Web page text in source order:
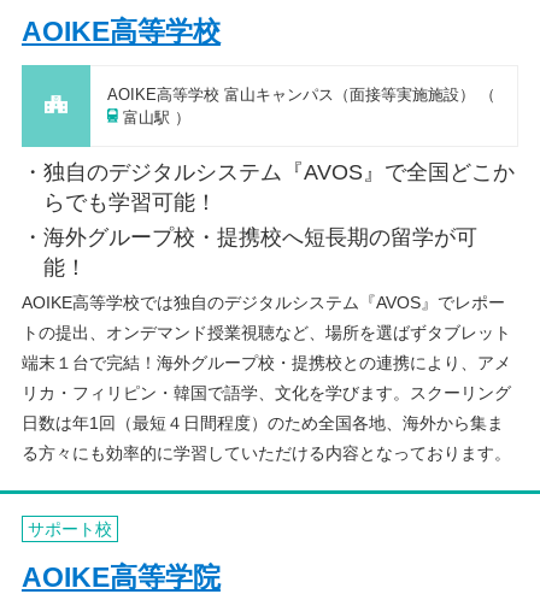
AOIKE高等学校
AOIKE高等学校 富山キャンパス（面接等実施施設） （
富山駅 ）
独自のデジタルシステム『AVOS』で全国どこか
らでも学習可能！
海外グループ校・提携校へ短長期の留学が可
能！
AOIKE高等学校では独自のデジタルシステム『AVOS』でレポー
トの提出、オンデマンド授業視聴など、場所を選ばずタブレット
端末１台で完結！海外グループ校・提携校との連携により、アメ
リカ・フィリピン・韓国で語学、文化を学びます。スクーリング
日数は年1回（最短４日間程度）のため全国各地、海外から集ま
る方々にも効率的に学習していただける内容となっております。
サポート校
AOIKE高等学院